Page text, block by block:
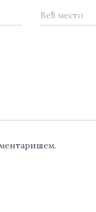
Веб место